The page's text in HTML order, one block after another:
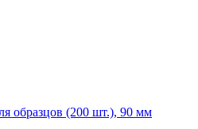
образцов (200 шт.), 90 мм